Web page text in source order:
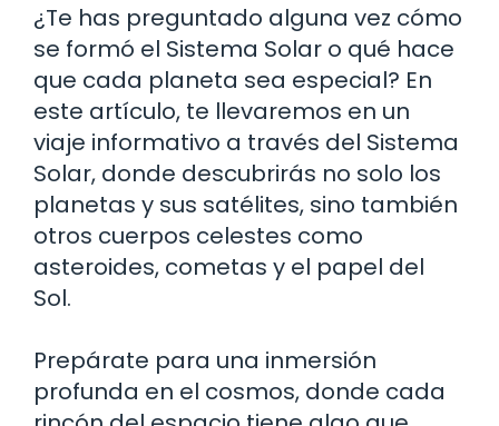
¿Te has preguntado alguna vez cómo
se formó el Sistema Solar o qué hace
que cada planeta sea especial? En
este artículo, te llevaremos en un
viaje informativo a través del Sistema
Solar, donde descubrirás no solo los
planetas y sus satélites, sino también
otros cuerpos celestes como
asteroides, cometas y el papel del
Sol.
Prepárate para una inmersión
profunda en el cosmos, donde cada